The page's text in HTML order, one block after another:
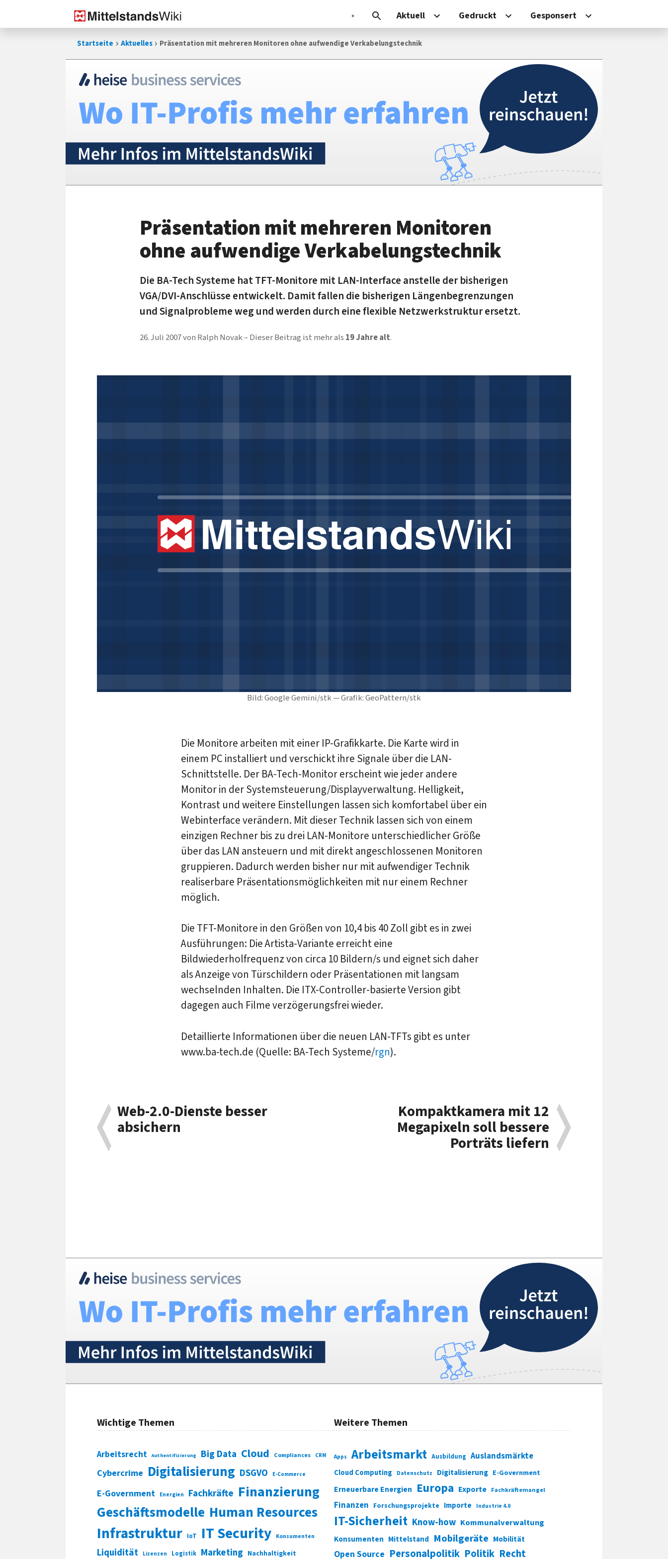
Aktuell Gedruckt Gesponsert
Startseite Aktuelles Präsentation mit mehreren Monitoren ohne aufwendige Verkabelungstechnik
Bild: Google Gemini/stk — Grafik: GeoPattern/stk
Präsentation mit mehreren Monitoren
ohne aufwendige Verkabelungstechnik
Die BA-Tech Systeme hat TFT-Monitore mit LAN-Interface anstelle der bisherigen
VGA/DVI-Anschlüsse entwickelt. Damit fallen die bisherigen Längenbegrenzungen
und Signalprobleme weg und werden durch eine flexible Netzwerkstruktur ersetzt.
26. Juli 2007von Ralph Novak Dieser Beitrag ist mehr als 19 Jahre alt.
Die Monitore arbeiten mit einer IP-Grafikkarte. Die Karte wird in
einem PC installiert und verschickt ihre Signale über die LAN-
Schnittstelle. Der BA-Tech-Monitor erscheint wie jeder andere
Monitor in der Systemsteuerung/Displayverwaltung. Helligkeit,
Kontrast und weitere Einstellungen lassen sich komfortabel über ein
Webinterface verändern. Mit dieser Technik lassen sich von einem
einzigen Rechner bis zu drei LAN-Monitore unterschiedlicher Größe
über das LAN ansteuern und mit direkt angeschlossenen Monitoren
gruppieren. Dadurch werden bisher nur mit aufwendiger Technik
realiserbare Präsentationsmöglichkeiten mit nur einem Rechner
möglich.
Die TFT-Monitore in den Größen von 10,4 bis 40 Zoll gibt es in zwei
Ausführungen: Die Artista-Variante erreicht eine
Bildwiederholfrequenz von circa 10 Bildern/s und eignet sich daher
als Anzeige von Türschildern oder Präsentationen mit langsam
wechselnden Inhalten. Die ITX-Controller-basierte Version gibt
dagegen auch Filme verzögerungsfrei wieder.
Detaillierte Informationen über die neuen LAN-TFTs gibt es unter
www.ba-tech.de (Quelle: BA-Tech Systeme/rgn).
Web-2.0-Dienste besser
absichern
Kompaktkamera mit 12
Megapixeln soll bessere
Porträts liefern
Wichtige Themen
Arbeitsrecht Authentifizierung Big Data Cloud Compliances CRM
Cybercrime Digitalisierung DSGVO E-Commerce
E-Government Energien Fachkräfte Finanzierung
Geschäftsmodelle Human Resources
Infrastruktur IoT IT Security Konsumenten
Liquidität Lizenzen Logistik Marketing Nachhaltigkeit
Weitere Themen
Apps Arbeitsmarkt Ausbildung Auslandsmärkte
Cloud Computing Datenschutz Digitalisierung E-Government
Erneuerbare Energien Europa Exporte Fachkräftemangel
Finanzen Forschungsprojekte Importe Industrie 4.0
IT-Sicherheit Know-how Kommunalverwaltung
Konsumenten Mittelstand Mobilgeräte Mobilität
Open Source Personalpolitik Politik Recht